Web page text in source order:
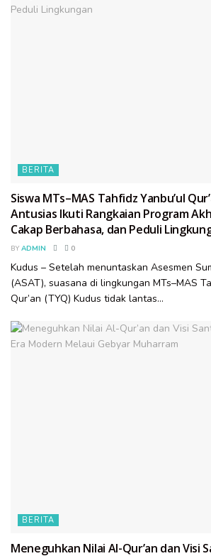
BERITA
Siswa MTs–MAS Tahfidz Yanbu’ul
Antusias Ikuti Rangkaian Program
Cakap Berbahasa, dan Peduli
BY ADMIN 0
Kudus – Setelah menuntaskan Asesmen
(ASAT), suasana di lingkungan MTs–MAS
Qur’an (TYQ) Kudus tidak lantas...
BERITA
Meneguhkan Nilai Al-Qur’an dan Visi